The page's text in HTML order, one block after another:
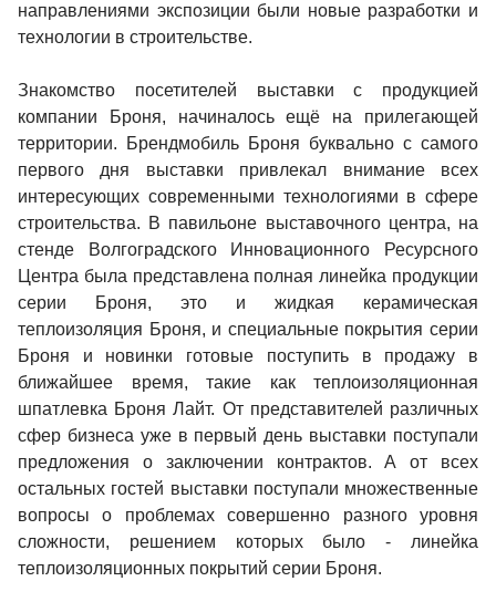
направлениями экспозиции были новые разработки и
технологии в строительстве.
Знакомство посетителей выставки с продукцией
компании Броня, начиналось ещё на прилегающей
территории. Брендмобиль Броня буквально с самого
первого дня выставки привлекал внимание всех
интересующих современными технологиями в сфере
строительства. В павильоне выставочного центра, на
стенде Волгоградского Инновационного Ресурсного
Центра была представлена полная линейка продукции
серии Броня, это и жидкая керамическая
теплоизоляция Броня, и специальные покрытия серии
Броня и новинки готовые поступить в продажу в
ближайшее время, такие как теплоизоляционная
шпатлевка Броня Лайт. От представителей различных
сфер бизнеса уже в первый день выставки поступали
предложения о заключении контрактов. А от всех
остальных гостей выставки поступали множественные
вопросы о проблемах совершенно разного уровня
сложности, решением которых было - линейка
теплоизоляционных покрытий серии Броня.